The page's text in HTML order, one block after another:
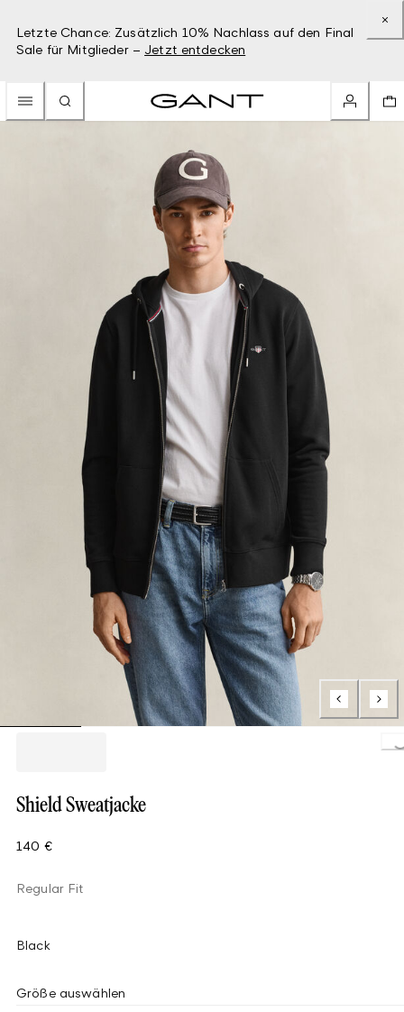
Letzte Chance: Zusätzlich 10% Nachlass auf den Final
Sale für Mitglieder – Jetzt entdecken
Shield Sweatjacke
140 €
Regular Fit
Black
Größe auswählen